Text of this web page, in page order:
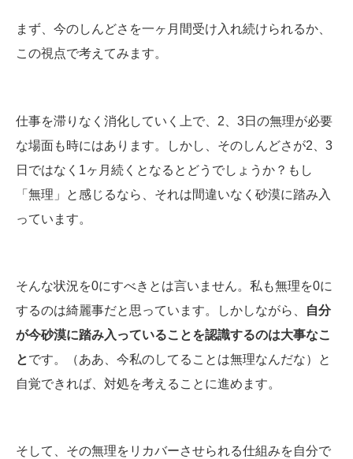
まず、今のしんどさを一ヶ月間受け入れ続けられるか、
この視点で考えてみます。
仕事を滞りなく消化していく上で、2、3日の無理が必要
な場面も時にはあります。しかし、そのしんどさが2、3
日ではなく1ヶ月続くとなるとどうでしょうか？もし
「無理」と感じるなら、それは間違いなく砂漠に踏み入
っています。
そんな状況を0にすべきとは言いません。私も無理を0に
するのは綺麗事だと思っています。しかしながら、
自分
が今砂漠に踏み入っていることを認識するのは大事なこ
とです。（ああ、今私のしてることは無理なんだな）と
自覚できれば、対処を考えることに進めます。
そして、その無理をリカバーさせられる仕組みを自分で